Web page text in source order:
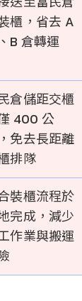
櫃，省去 A
B 倉轉運
倉儲距交櫃
400 公
免去長距離
排隊
裝櫃流程於
完成，減少
作業與搬運